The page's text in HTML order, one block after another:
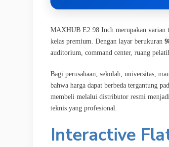
MAXHUB E2 98 Inch merupakan varian
kelas premium. Dengan layar berukuran
auditorium, command center, ruang
Bagi perusahaan, sekolah, universitas,
bahwa harga dapat berbeda tergantung
membeli melalui distributor resmi
teknis yang profesional.
Interactive